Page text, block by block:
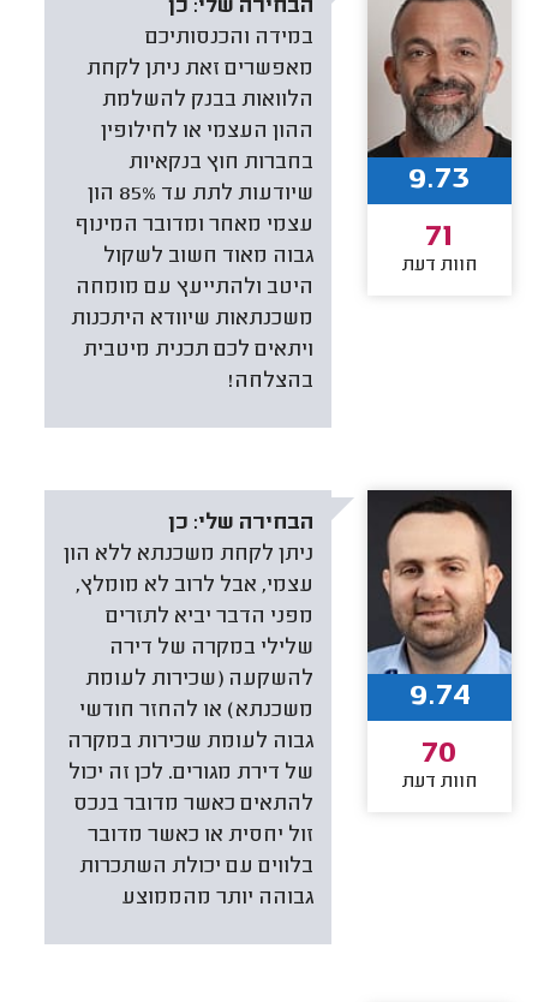
הבחירה שלי: כן
במידה והכנסותיכם
מאפשרים זאת ניתן לקחת
הלוואות בבנק להשלמת
ההון העצמי או לחילופין
בחברות חוץ בנקאיות
שיודעות לתת עד 85% הון
עצמי מאחר ומדובר המינוף
גבוה מאוד חשוב לשקול
היטב ולהתייעץ עם מומחה
משכנתאות שיוודא היתכנות
ויתאים לכם תכנית מיטבית
בהצלחה!
9.73
71
חוות דעת
הבחירה שלי: כן
ניתן לקחת משכנתא ללא הון
עצמי, אבל לרוב לא מומלץ,
מפני הדבר יביא לתזרים
שלילי במקרה של דירה
להשקעה (שכירות לעומת
משכנתא) או להחזר חודשי
גבוה לעומת שכירות במקרה
של דירת מגורים. לכן זה יכול
להתאים כאשר מדובר בנכס
זול יחסית או כאשר מדובר
בלווים עם יכולת השתכרות
גבוהה יותר מהממוצע
9.74
70
חוות דעת